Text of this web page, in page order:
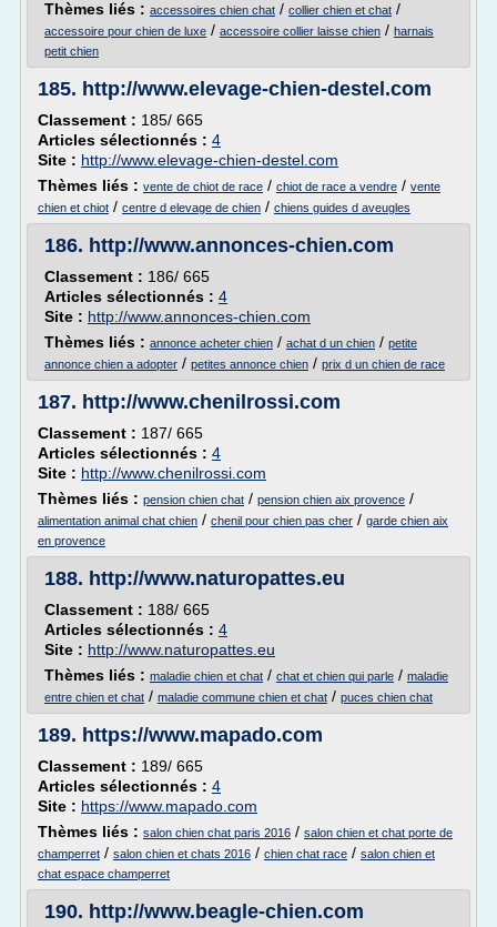
Thèmes liés : accessoires chien chat / collier chien et chat /
accessoire pour chien de luxe / accessoire collier laisse chien / harnais
petit chien
185. http://www.elevage-chien-destel.com
Classement : 185/ 665
Articles sélectionnés : 4
Site : http://www.elevage-chien-destel.com
Thèmes liés : vente de chiot de race / chiot de race a vendre / vente
chien et chiot / centre d elevage de chien / chiens guides d aveugles
186. http://www.annonces-chien.com
Classement : 186/ 665
Articles sélectionnés : 4
Site : http://www.annonces-chien.com
Thèmes liés : annonce acheter chien / achat d un chien / petite
annonce chien a adopter / petites annonce chien / prix d un chien de race
187. http://www.chenilrossi.com
Classement : 187/ 665
Articles sélectionnés : 4
Site : http://www.chenilrossi.com
Thèmes liés : pension chien chat / pension chien aix provence /
alimentation animal chat chien / chenil pour chien pas cher / garde chien aix
en provence
188. http://www.naturopattes.eu
Classement : 188/ 665
Articles sélectionnés : 4
Site : http://www.naturopattes.eu
Thèmes liés : maladie chien et chat / chat et chien qui parle / maladie
entre chien et chat / maladie commune chien et chat / puces chien chat
189. https://www.mapado.com
Classement : 189/ 665
Articles sélectionnés : 4
Site : https://www.mapado.com
Thèmes liés : salon chien chat paris 2016 / salon chien et chat porte de
champerret / salon chien et chats 2016 / chien chat race / salon chien et
chat espace champerret
190. http://www.beagle-chien.com